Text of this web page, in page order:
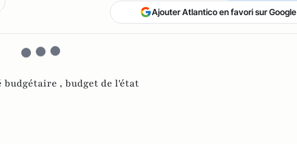
Ajouter Atlantico en favori sur Google
, budget de l'état